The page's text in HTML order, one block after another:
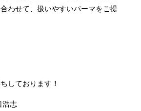
わせて、扱いやすいパーマをご提
しております！
浩志